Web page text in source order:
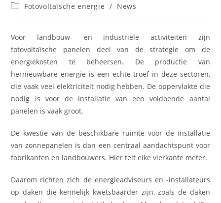
author:
published:
PostFotovoltaïsche energie / News
Voor landbouw- en industriële activiteiten zijn
fotovoltaïsche panelen deel van de strategie om de
energiekosten te beheersen. De productie van
hernieuwbare energie is een echte troef in deze sectoren,
die vaak veel elektriciteit nodig hebben. De oppervlakte die
nodig is voor de installatie van een voldoende aantal
panelen is vaak groot.
De kwestie van de beschikbare ruimte voor de installatie
van zonnepanelen is dan een centraal aandachtspunt voor
fabrikanten en landbouwers. Hier telt elke vierkante meter.
Daarom richten zich de energieadviseurs en -installateurs
op daken die kennelijk kwetsbaarder zijn, zoals de daken